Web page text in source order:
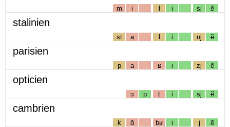
m i l i sj ẽ
stalinien
st a l i nj ẽ
parisien
p a ʁ i zj ẽ
opticien
ɔ p t i sj ẽ
cambrien
k ɑ̃ bʁ i j ẽ